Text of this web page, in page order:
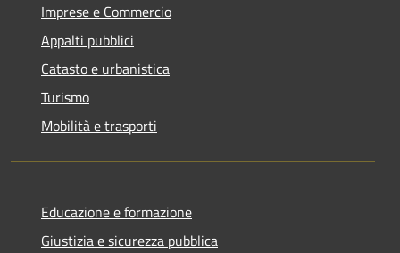
Imprese e Commercio
Appalti pubblici
Catasto e urbanistica
Turismo
Mobilità e trasporti
Educazione e formazione
Giustizia e sicurezza pubblica